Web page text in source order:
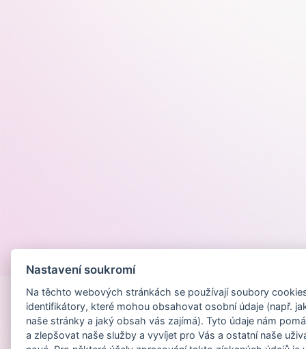
Nastavení soukromí
Na těchto webových stránkách se používají soubory
identifikátory, které mohou obsahovat osobní údaje (např.
naše stránky a jaký obsah vás zajímá). Tyto údaje nám
a zlepšovat naše služby a vyvíjet pro Vás a ostatní naše